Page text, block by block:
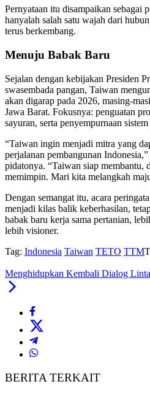
Pernyataan itu disampaikan sebagai
hanyalah salah satu wajah dari
terus berkembang.
Menuju Babak Baru
Sejalan dengan kebijakan Presiden
swasembada pangan, Taiwan
akan digarap pada 2026, masing-
Jawa Barat. Fokusnya: penguatan
sayuran, serta penyempurnaan sistem
“Taiwan ingin menjadi mitra yang
perjalanan pembangunan
pidatonya. “Taiwan siap membantu,
memimpin. Mari kita melangkah
Dengan semangat itu, acara
menjadi kilas balik keberhasilan,
babak baru kerja sama pertanian,
lebih visioner.
Tag: Indonesia Taiwan TETO TTM
Menghidupkan Kembali Dialog
BERITA TERKAIT